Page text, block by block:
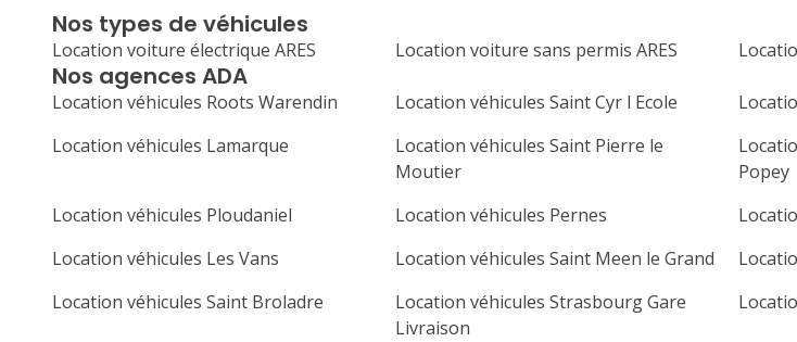
Nos agences ADA
Location véhicules Roots Warendin Location véhicules Saint Cyr l Ecole
Location véhicules Lamarque
Location véhicules Saint Pierre le
Moutier
Popey
Location véhicules Ploudaniel Location véhicules Pernes
Location véhicules Les Vans
Location véhicules Saint Meen le Grand
Location véhicules Saint Broladre
Location véhicules Strasbourg Gare
Livraison
Nos types de véhicules
Location voiture électrique ARES Location voiture sans permis ARES